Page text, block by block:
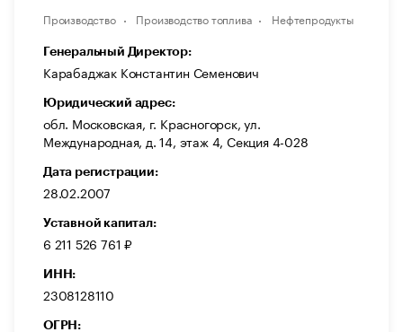
Производство Производство топлива Нефтепродукты
Генеральный Директор:
Карабаджак Константин Семенович
Юридический адрес:
обл. Московская, г. Красногорск, ул.
Международная, д. 14, этаж 4, Секция 4-028
Дата регистрации:
28.02.2007
Уставной капитал:
6 211 526 761 ₽
ИНН:
2308128110
ОГРН: